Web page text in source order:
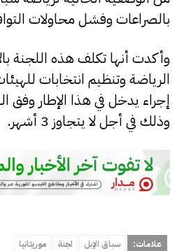
بالصراعات وفشل محاولات
وأكدت أنها تكلف هذه اللجنة
الرياضة وتنظيم انتخابات
إجراء يدخل في هذا الإطار
وذلك في أجل لا يتجاوز 3 أشهر.
علامات: سباق الإبل لجنة موريتانيا